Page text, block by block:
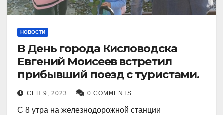
НОВОСТИ
В День города Кисловодска
Евгений Моисеев встретил
прибывший поезд с туристами.
СЕН 9, 2023 0 COMMENTS
С 8 утра на железнодорожной станции